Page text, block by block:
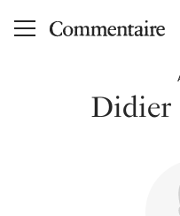
Aller au contenu principal
Didier